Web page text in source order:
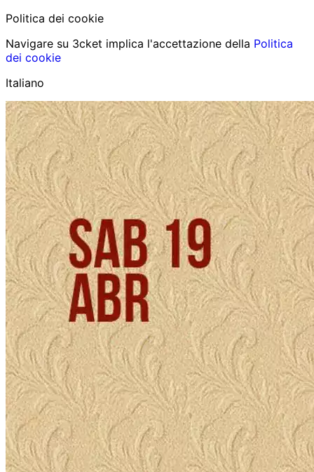
Politica dei cookie
Navigare su 3cket implica l'accettazione della Politica
dei cookie
Italiano